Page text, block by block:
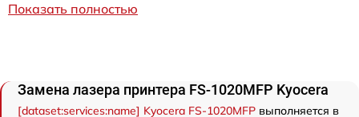
Показать полностью
Замена лазера принтера FS-1020MFP Kyocera
[dataset:services:name] Kyocera FS-1020MFP выполняется в